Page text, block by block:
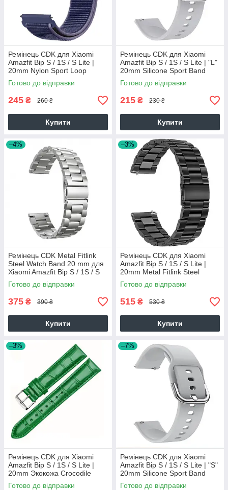
Ремінець CDK для Xiaomi
Amazfit Bip S / 1S / S Lite |
20mm Nylon Sport Loop
(012415) (midnight blue)
Готово до відправки
245 ₴ 260 ₴
Купити
Ремінець CDK для Xiaomi
Amazfit Bip S / 1S / S Lite | "L"
20mm Silicone Sport Band
Classic (09651) (grey)
Готово до відправки
215 ₴ 230 ₴
Купити
–4%
Ремінець CDK Metal Fitlink
Steel Watch Band 20 mm для
Xiaomi Amazfit Bip S / 1S / S
Lite (012873) (silver)
Готово до відправки
375 ₴ 390 ₴
Купити
–3%
Ремінець CDK для Xiaomi
Amazfit Bip S / 1S / S Lite |
20mm Metal Fitlink Steel
Watch Band (012873) (black)
Готово до відправки
515 ₴ 530 ₴
Купити
–3%
Ремінець CDK для Xiaomi
Amazfit Bip S / 1S / S Lite |
20mm Экокожа Crocodile
Classic (012195) (green)
Готово до відправки
–7%
Ремінець CDK для Xiaomi
Amazfit Bip S / 1S / S Lite | "S"
20mm Silicone Sport Band
Classic (012194) (grey)
Готово до відправки